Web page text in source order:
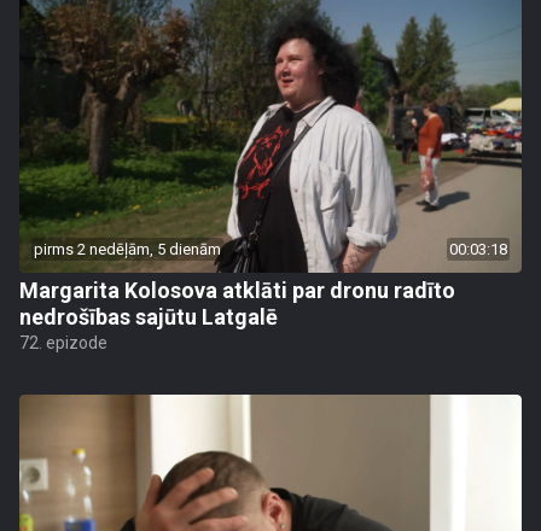
pirms 2 nedēļām, 5 dienām 00:03:18
Margarita Kolosova atklāti par dronu radīto
nedrošības sajūtu Latgalē
72. epizode